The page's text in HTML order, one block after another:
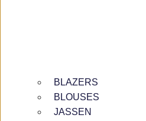
BLAZERS
BLOUSES
JASSEN